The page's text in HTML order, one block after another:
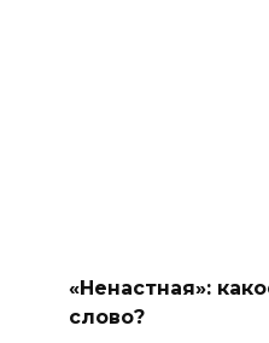
«Ненастная»:
слово?